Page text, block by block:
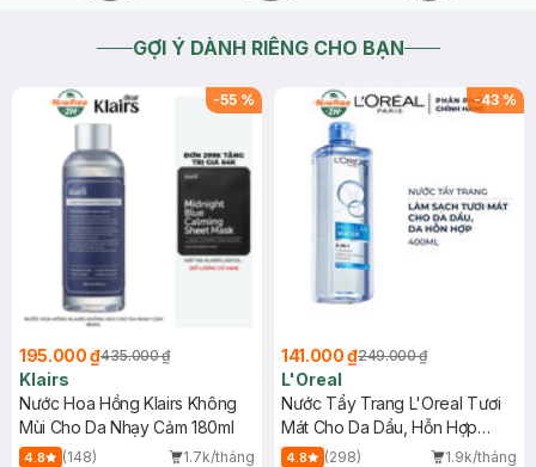
GỢI Ý DÀNH RIÊNG CHO BẠN
-55 %
195.000 ₫435.000 ₫
Klairs
Nước Hoa Hồng Klairs Không
Mùi Cho Da Nhạy Cảm 180ml
4.8 (148)
1.7k/tháng
-43 %
141.000 ₫249.000 ₫
L'Oreal
Nước Tẩy Trang L'Oreal Tươi
Mát Cho Da Dầu, Hỗn Hợp
400ml
4.8 (298)
1.9k/tháng